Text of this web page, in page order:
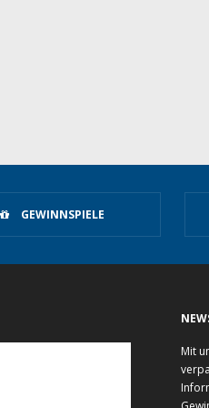
GEWINNSPIELE
Mit